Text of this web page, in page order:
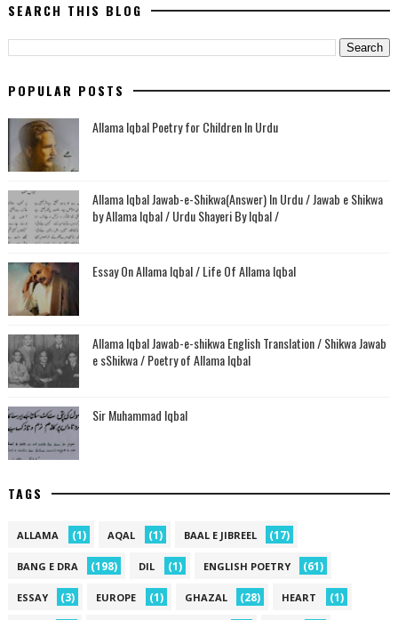
SEARCH THIS BLOG
POPULAR POSTS
Allama Iqbal Poetry for Children In Urdu
Allama Iqbal Jawab-e-Shikwa(Answer) In Urdu / Jawab e Shikwa
by Allama Iqbal / Urdu Shayeri By Iqbal /
Essay On Allama Iqbal / Life Of Allama Iqbal
Allama Iqbal Jawab-e-shikwa English Translation / Shikwa Jawab
e sShikwa / Poetry of Allama Iqbal
Sir Muhammad Iqbal
TAGS
ALLAMA (1) AQAL (1) BAAL E JIBREEL (17)
BANG E DRA (198) DIL (1) ENGLISH POETRY (61)
ESSAY (3) EUROPE (1) GHAZAL (28) HEART (1)